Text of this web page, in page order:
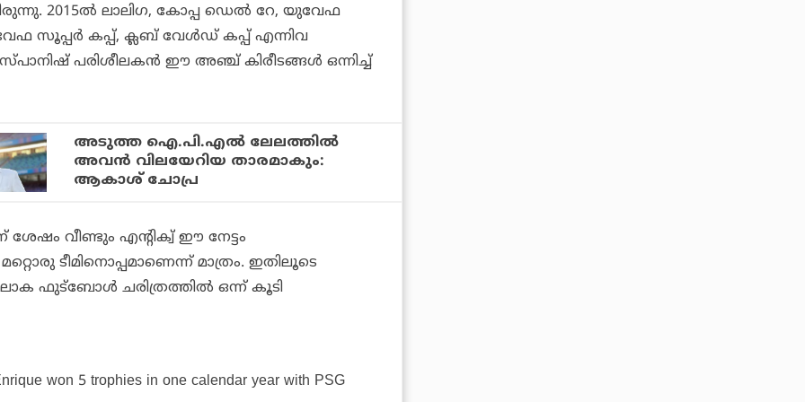
2015ല്‍ ലാലിഗ, കോപ്പ ഡെല്‍ റേ, യുവേഫ
സൂപ്പര്‍ കപ്പ്, ക്ലബ് വേള്‍ഡ് കപ്പ് എന്നിവ
പരിശീലകന്‍ ഈ അഞ്ച് കിരീടങ്ങള്‍ ഒന്നിച്ച്
അടുത്ത ഐ.പി.എല്‍ ലേലത്തില്‍
അവന്‍ വിലയേറിയ താരമാകും:
ആകാശ് ചോപ്ര
വീണ്ടും എന്റിക്വ് ഈ നേട്ടം
ടീമിനൊപ്പമാണെന്ന് മാത്രം. ഇതിലൂടെ
ഫുട്‌ബോള്‍ ചരിത്രത്തില്‍ ഒന്ന് കൂടി
won 5 trophies in one calendar year with PSG